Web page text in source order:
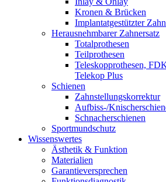
Kronen & Brücken
Implantatgestützter
Herausnehmbarer Zahnersatz
Totalprothesen
Teilprothesen
Teleskopprothesen,
Telekop Plus
Schienen
Zahnstellungskorrektur
Aufbiss-/
Schnacherschienen
Sportmundschutz
Wissenswertes
Ästhetik & Funktion
Materialien
Garantieversprechen